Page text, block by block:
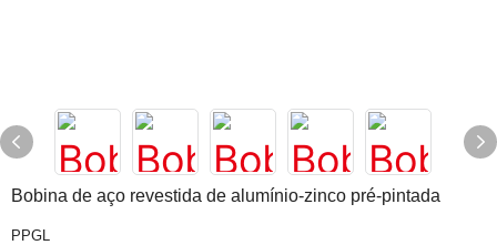
Bobina de aço revestida de alumínio-zinco pré-pintada
PPGL